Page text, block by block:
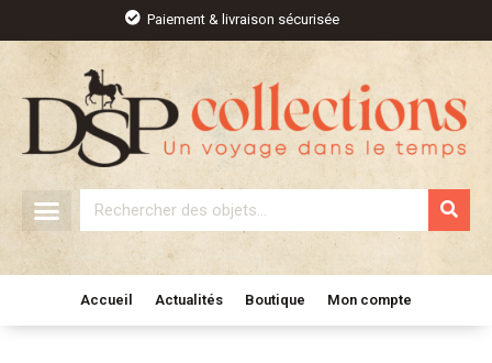
contenu
Paiement & livraison sécurisée
Rechercher
Accueil Actualités Boutique Mon compte